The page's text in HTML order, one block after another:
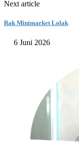
Next article
Rak Minimarket Lolak
6 Juni 2026